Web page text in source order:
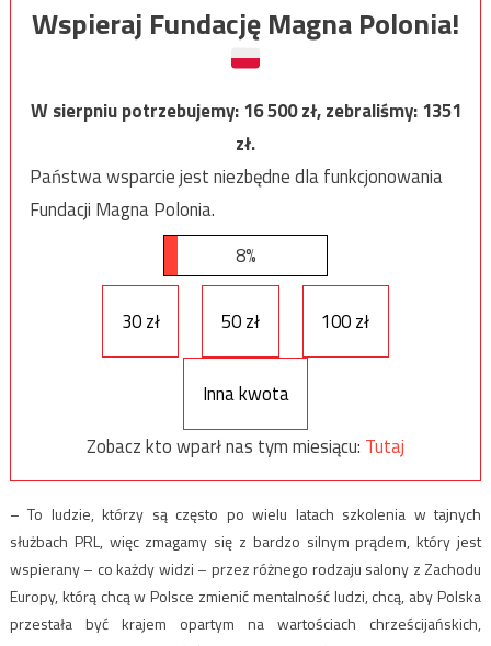
Wspieraj Fundację Magna Polonia!
W sierpniu potrzebujemy:16 500zł, zebraliśmy:1351
zł.
Państwa wsparcie jest niezbędne dla funkcjonowania
Fundacji Magna Polonia.
8%
30 zł 50 zł 100 zł
Inna kwota
Zobacz kto wparł nas tym miesiącu: Tutaj
– To ludzie, którzy są często po wielu latach szkolenia w tajnych
służbach PRL, więc zmagamy się z bardzo silnym prądem, który jest
wspierany – co każdy widzi – przez różnego rodzaju salony z Zachodu
Europy, którą chcą w Polsce zmienić mentalność ludzi, chcą, aby Polska
przestała być krajem opartym na wartościach chrześcijańskich,